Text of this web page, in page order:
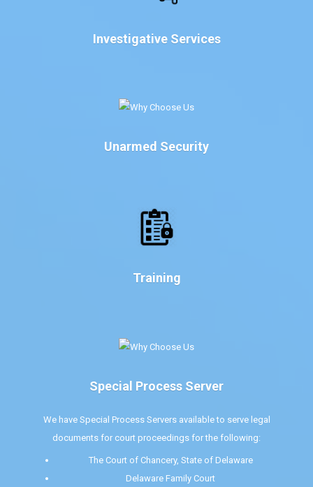
Investigative Services
Unarmed Security
Training
Special Process Server
We have Special Process Servers available to serve legal
documents for court proceedings for the following:
The Court of Chancery, State of Delaware
Delaware Family Court